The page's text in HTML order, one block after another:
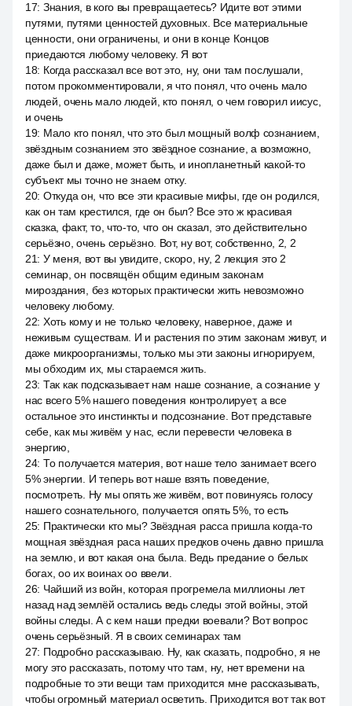
17: Знания, в кого вы превращаетесь? Идите вот этими
путями, путями ценностей духовных. Все материальные
ценности, они ограничены, и они в конце Концов
приедаются любому человеку. Я вот
18: Когда рассказал все вот это, ну, они там послушали,
потом прокомментировали, я что понял, что очень мало
людей, очень мало людей, кто понял, о чем говорил иисус,
и очень
19: Мало кто понял, что это был мощный волф сознанием,
звёздным сознанием это звёздное сознание, а возможно,
даже был и даже, может быть, и инопланетный какой-то
субъект мы точно не знаем отку.
20: Откуда он, что все эти красивые мифы, где он родился,
как он там крестился, где он был? Все это ж красивая
сказка, факт, то, что-то, что он сказал, это действительно
серьёзно, очень серьёзно. Вот, ну вот, собственно, 2, 2
21: У меня, вот вы увидите, скоро, ну, 2 лекция это 2
семинар, он посвящён общим единым законам
мироздания, без которых практически жить невозможно
человеку любому.
22: Хоть кому и не только человеку, наверное, даже и
неживым существам. И и растения по этим законам живут, и
даже микроорганизмы, только мы эти законы игнорируем,
мы обходим их, мы стараемся жить.
23: Так как подсказывает нам наше сознание, а сознание у
нас всего 5% нашего поведения контролирует, а все
остальное это инстинкты и подсознание. Вот представьте
себе, как мы живём у нас, если перевести человека в
энергию,
24: То получается материя, вот наше тело занимает всего
5% энергии. И теперь вот наше взять поведение,
посмотреть. Ну мы опять же живём, вот повинуясь голосу
нашего сознательного, получается опять 5%, то есть
25: Практически кто мы? Звёздная расса пришла когда-то
мощная звёздная раса наших предков очень давно пришла
на землю, и вот какая она была. Ведь предание о белых
богах, оо их воинах оо ввели.
26: Чайший из войн, которая прогремела миллионы лет
назад над землёй остались ведь следы этой войны, этой
войны следы. А с кем наши предки воевали? Вот вопрос
очень серьёзный. Я в своих семинарах там
27: Подробно рассказываю. Ну, как сказать, подробно, я не
могу это рассказать, потому что там, ну, нет времени на
подробные то эти вещи там приходится мне рассказывать,
чтобы огромный материал осветить. Приходится вот так вот